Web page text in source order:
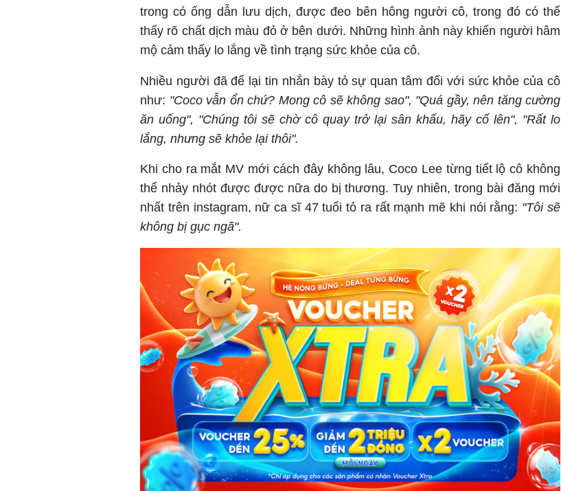
trong có ống dẫn lưu dịch, được đeo bên hông người cô, trong đó có thể
thấy rõ chất dịch màu đỏ ở bên dưới. Những hình ảnh này khiến người hâm
mộ cảm thấy lo lắng về tình trạng sức khỏe của cô.
Nhiều người đã để lại tin nhắn bày tỏ sự quan tâm đối với sức khỏe của cô
như: "Coco vẫn ổn chứ? Mong cô sẽ không sao", "Quá gầy, nên tăng cường
ăn uống", "Chúng tôi sẽ chờ cô quay trở lại sân khấu, hãy cố lên", "Rất lo
lắng, nhưng sẽ khỏe lại thôi".
Khi cho ra mắt MV mới cách đây không lâu, Coco Lee từng tiết lộ cô không
thể nhảy nhót được được nữa do bị thương. Tuy nhiên, trong bài đăng mới
nhất trên instagram, nữ ca sĩ 47 tuổi tỏ ra rất mạnh mẽ khi nói rằng: "Tôi sẽ
không bị gục ngã".